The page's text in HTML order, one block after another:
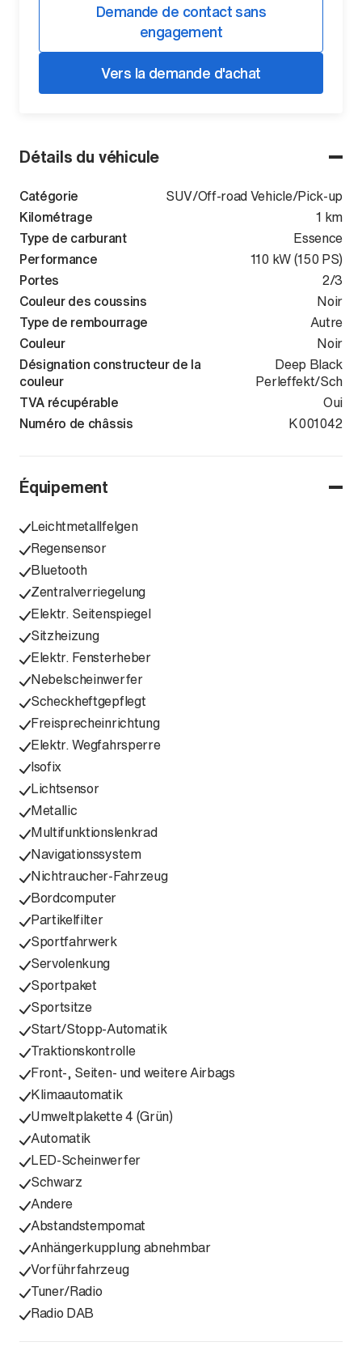
Détails du véhicule
Catégorie
SUV/Off-road Vehicle/Pick-up
Kilométrage
1 km
Type de carburant
Essence
Performance
110 kW (150 PS)
Portes
2/3
Couleur des coussins
Noir
Type de rembourrage
Autre
Couleur
Noir
Désignation constructeur de la
couleur
Deep Black
Perleffekt/Sch
TVA récupérable
Oui
Numéro de châssis
K001042
Équipement
Leichtmetallfelgen
Regensensor
Bluetooth
Zentralverriegelung
Elektr. Seitenspiegel
Sitzheizung
Elektr. Fensterheber
Nebelscheinwerfer
Scheckheftgepflegt
Freisprecheinrichtung
Elektr. Wegfahrsperre
Isofix
Lichtsensor
Metallic
Multifunktionslenkrad
Navigationssystem
Nichtraucher-Fahrzeug
Bordcomputer
Partikelfilter
Sportfahrwerk
Servolenkung
Sportpaket
Sportsitze
Start/Stopp-Automatik
Traktionskontrolle
Front-, Seiten- und weitere Airbags
Klimaautomatik
Umweltplakette 4 (Grün)
Automatik
LED-Scheinwerfer
Schwarz
Andere
Abstandstempomat
Anhängerkupplung abnehmbar
Vorführfahrzeug
Tuner/Radio
Radio DAB
Demande de contact sans
engagement
Vers la demande d'achat